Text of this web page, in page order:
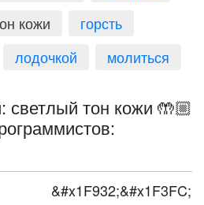
кожи
горсть
лодочкой молиться
светлый тон кожи 🤲🏼
&#x1F932;&#x1F3FC;